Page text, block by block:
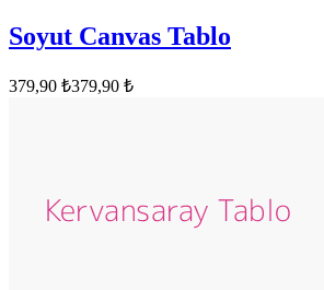
Soyut Canvas Tablo
379,90 ₺379,90 ₺